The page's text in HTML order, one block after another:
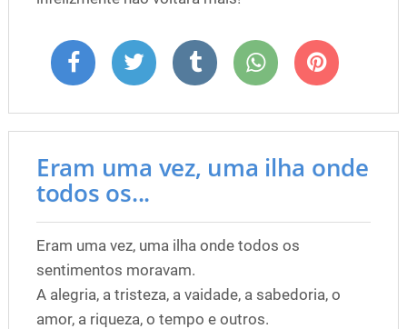
Eram uma vez, uma ilha onde
todos os...
Eram uma vez, uma ilha onde todos os
sentimentos moravam.
A alegria, a tristeza, a vaidade, a sabedoria, o
amor, a riqueza, o tempo e outros.